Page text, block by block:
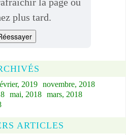
plus tard.
2019 novembre, 2018
mai, 2018 mars, 2018
ARTICLES